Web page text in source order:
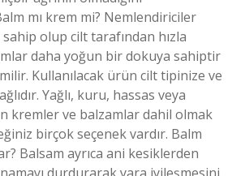
mı krem mi? Nemlendiriciler
olup cilt tarafından hızla
daha yoğun bir dokuya sahiptir
Kullanılacak ürün cilt tipinize ve
Yağlı, kuru, hassas veya
kremler ve balzamlar dahil olmak
birçok seçenek vardır. Balm
Balsam ayrıca ani kesiklerden